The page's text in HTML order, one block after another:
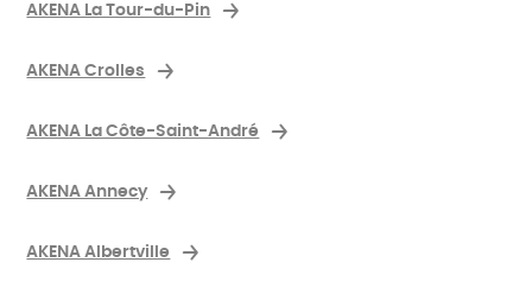
AKENA La Tour-du-Pin
AKENA Crolles
AKENA La Côte-Saint-André
AKENA Annecy
AKENA Albertville